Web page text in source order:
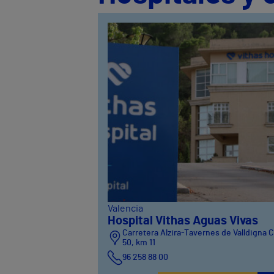
Valencia
Hospital Vithas Aguas Vivas
Carretera Alzira-Tavernes de Valldigna
50, km 11
96 258 88 00